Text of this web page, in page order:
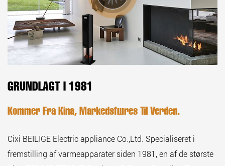
GRUNDLAGT I 1981
Kommer Fra Kina, Markedsføres Til Verden.
Cixi BEILIGE Electric appliance Co.,Ltd. Specialiseret i
fremstilling af varmeapparater siden 1981, en af de største